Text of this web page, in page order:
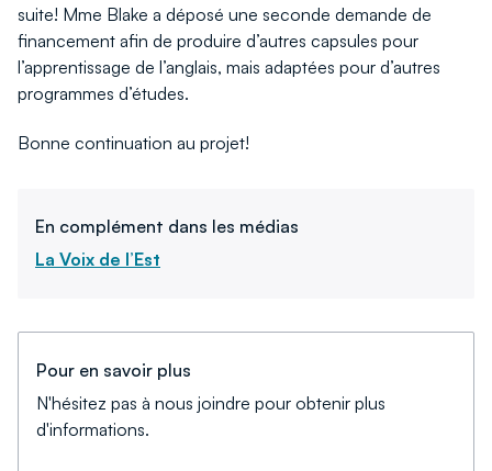
suite! Mme Blake a déposé une seconde demande de
financement afin de produire d’autres capsules pour
l’apprentissage de l’anglais, mais adaptées pour d’autres
programmes d’études.
Bonne continuation au projet!
En complément dans les médias
La Voix de l’Est
Pour en savoir plus
N'hésitez pas à nous joindre pour obtenir plus
d'informations.